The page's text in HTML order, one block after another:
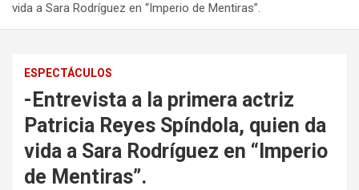
vida a Sara Rodríguez en “Imperio de Mentiras”.
ESPECTÁCULOS
-Entrevista a la primera actriz
Patricia Reyes Spíndola, quien da
vida a Sara Rodríguez en “Imperio
de Mentiras”.